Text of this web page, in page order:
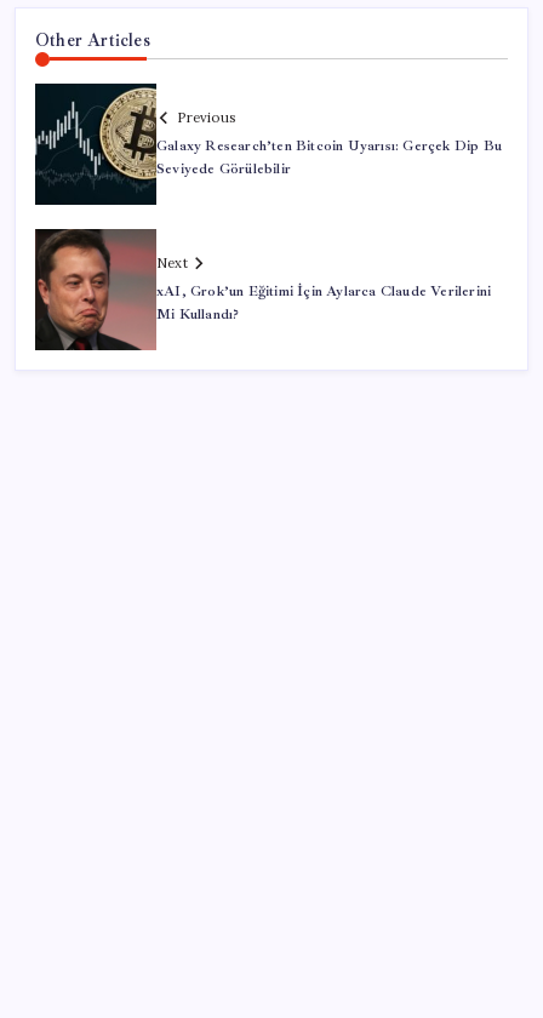
Other Articles
Previous
Galaxy Research’ten Bitcoin Uyarısı: Gerçek Dip Bu
Seviyede Görülebilir
Next
xAI, Grok’un Eğitimi İçin Aylarca Claude Verilerini
Mi Kullandı?